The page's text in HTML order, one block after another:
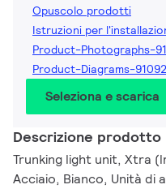
Opuscolo prodotti
Istruzioni per
Product-Photographs-
Product-Diagrams-
Seleziona e scarica
Descrizione prodotto
Trunking light unit, Xtra
Acciaio, Bianco, Unità di